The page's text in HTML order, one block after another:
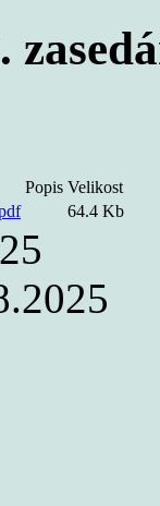
Popis Velikost
64.4 Kb